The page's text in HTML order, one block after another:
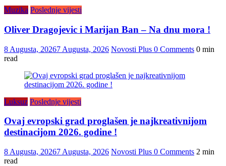
Muzika Poslednje vijesti
Oliver Dragojevic i Marijan Ban – Na dnu mora !
8 Augusta, 20267 Augusta, 2026 Novosti Plus 0 Comments 0 min
read
Luksuz Poslednje vijesti
Ovaj evropski grad proglašen je najkreativnijom
destinacijom 2026. godine !
8 Augusta, 20267 Augusta, 2026 Novosti Plus 0 Comments 2 min
read